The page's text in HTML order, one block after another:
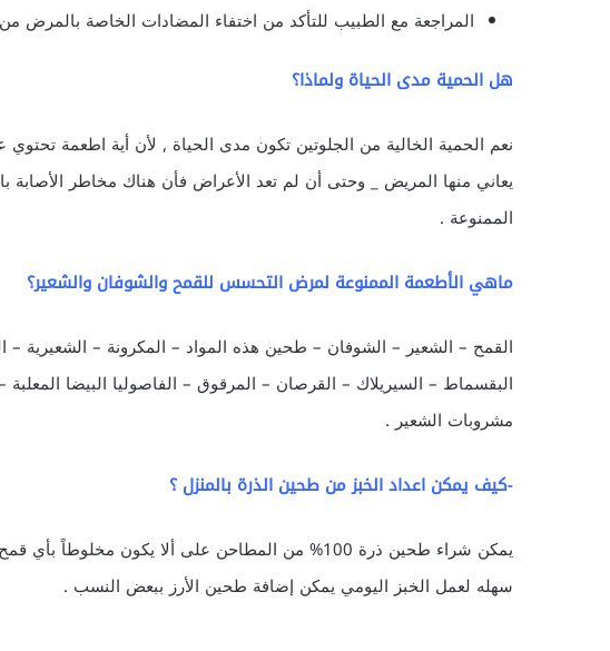
المراجعة مع الطبيب للتأكد من اختفاء المضادات الخاصة بالمرض
هل الحمية مدى الحياة ولماذا؟
نعم الحمية الخالية من الجلوتين تكون مدى الحياة , لأن أية اطعمة
يعاني منها المريض _ وحتى أن لم تعد الأعراض فأن هناك مخاطر الأصابة
الممنوعة .
ماهي الأطعمة الممنوعة لمرض التحسس للقمح والشوفان والشعير؟
القمح – الشعير – الشوفان – طحين هذه المواد – المكرونة – الشعيرية –
البقسماط – السيريلاك – القرصان – المرقوق – الفاصوليا البيضا
مشروبات الشعير .
-كيف يمكن اعداد الخبز من طحين الذرة بالمنزل ؟
يمكن شراء طحين ذرة 100% من المطاحن على ألا يكون
سهله لعمل الخبز اليومي يمكن إضافة طحين الأرز ببعض النسب .